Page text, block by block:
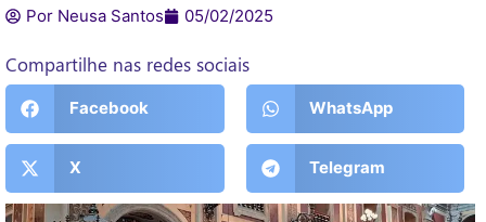
Por Neusa Santos 05/02/2025
Compartilhe nas redes sociais
Facebook WhatsApp
X Telegram